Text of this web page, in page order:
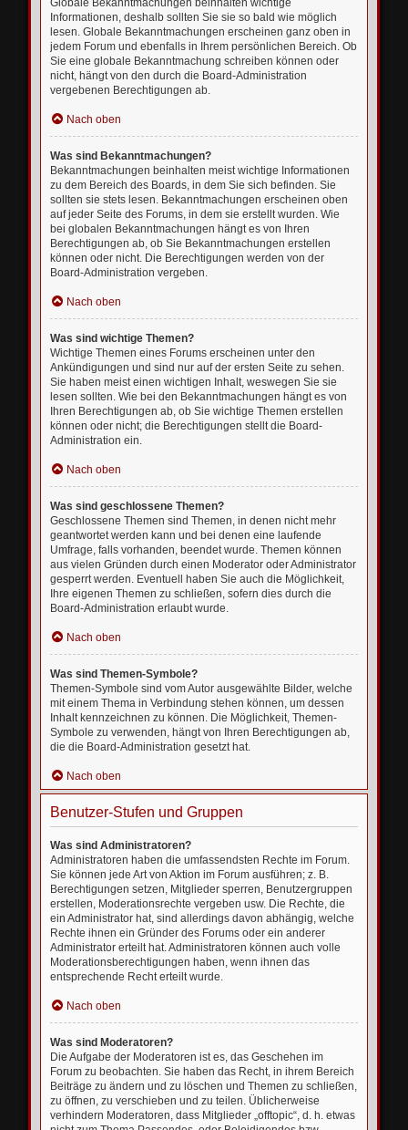
Globale Bekanntmachungen beinhalten wichtige
Informationen, deshalb sollten Sie sie so bald wie möglich
lesen. Globale Bekanntmachungen erscheinen ganz oben in
jedem Forum und ebenfalls in Ihrem persönlichen Bereich. Ob
Sie eine globale Bekanntmachung schreiben können oder
nicht, hängt von den durch die Board-Administration
vergebenen Berechtigungen ab.
Nach oben
Was sind Bekanntmachungen?
Bekanntmachungen beinhalten meist wichtige Informationen
zu dem Bereich des Boards, in dem Sie sich befinden. Sie
sollten sie stets lesen. Bekanntmachungen erscheinen oben
auf jeder Seite des Forums, in dem sie erstellt wurden. Wie
bei globalen Bekanntmachungen hängt es von Ihren
Berechtigungen ab, ob Sie Bekanntmachungen erstellen
können oder nicht. Die Berechtigungen werden von der
Board-Administration vergeben.
Nach oben
Was sind wichtige Themen?
Wichtige Themen eines Forums erscheinen unter den
Ankündigungen und sind nur auf der ersten Seite zu sehen.
Sie haben meist einen wichtigen Inhalt, weswegen Sie sie
lesen sollten. Wie bei den Bekanntmachungen hängt es von
Ihren Berechtigungen ab, ob Sie wichtige Themen erstellen
können oder nicht; die Berechtigungen stellt die Board-
Administration ein.
Nach oben
Was sind geschlossene Themen?
Geschlossene Themen sind Themen, in denen nicht mehr
geantwortet werden kann und bei denen eine laufende
Umfrage, falls vorhanden, beendet wurde. Themen können
aus vielen Gründen durch einen Moderator oder Administrator
gesperrt werden. Eventuell haben Sie auch die Möglichkeit,
Ihre eigenen Themen zu schließen, sofern dies durch die
Board-Administration erlaubt wurde.
Nach oben
Was sind Themen-Symbole?
Themen-Symbole sind vom Autor ausgewählte Bilder, welche
mit einem Thema in Verbindung stehen können, um dessen
Inhalt kennzeichnen zu können. Die Möglichkeit, Themen-
Symbole zu verwenden, hängt von Ihren Berechtigungen ab,
die die Board-Administration gesetzt hat.
Nach oben
Benutzer-Stufen und Gruppen
Was sind Administratoren?
Administratoren haben die umfassendsten Rechte im Forum.
Sie können jede Art von Aktion im Forum ausführen; z. B.
Berechtigungen setzen, Mitglieder sperren, Benutzergruppen
erstellen, Moderationsrechte vergeben usw. Die Rechte, die
ein Administrator hat, sind allerdings davon abhängig, welche
Rechte ihnen ein Gründer des Forums oder ein anderer
Administrator erteilt hat. Administratoren können auch volle
Moderationsberechtigungen haben, wenn ihnen das
entsprechende Recht erteilt wurde.
Nach oben
Was sind Moderatoren?
Die Aufgabe der Moderatoren ist es, das Geschehen im
Forum zu beobachten. Sie haben das Recht, in ihrem Bereich
Beiträge zu ändern und zu löschen und Themen zu schließen,
zu öffnen, zu verschieben und zu teilen. Üblicherweise
verhindern Moderatoren, dass Mitglieder „offtopic“, d. h. etwas